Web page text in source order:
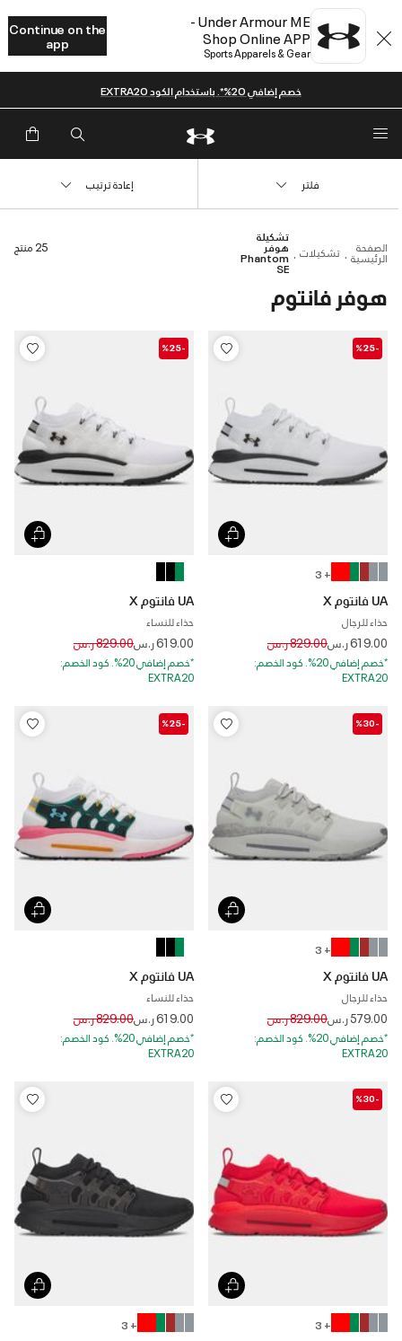
Under Armour ME -
Shop Online APP
Sports Apparels & Gear
Continue on the
app
خصم إضافي 20%*. باستخدام الكود EXTRA20
الصفحة
الرئيسية تشكيلات
تشكيلة
هوفر
Phantom
SE
هوفر فانتوم
25 منتج
فلتر إعادة ترتيب
-%25
+ 3
UA فانتوم X
حذاء للرجال
619.00 ر.س Price reduced from
829.00 ر.س to
*خصم إضافي 20%. كود الخصم:
EXTRA20
-%25
UA فانتوم X
حذاء للنساء
619.00 ر.س Price reduced from
829.00 ر.س to
*خصم إضافي 20%. كود الخصم:
EXTRA20
-%30
+ 3
UA فانتوم X
حذاء للرجال
579.00 ر.س Price reduced from
829.00 ر.س to
*خصم إضافي 20%. كود الخصم:
EXTRA20
-%25
UA فانتوم X
حذاء للنساء
619.00 ر.س Price reduced from
829.00 ر.س to
*خصم إضافي 20%. كود الخصم:
EXTRA20
-%30
+ 3
+ 3